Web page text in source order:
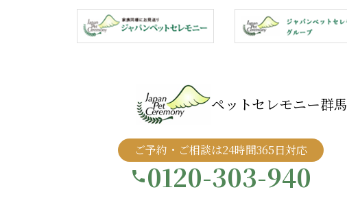
ペットセレモニー群馬
ご予約・ご相談は24時間365日対応
0120-303-940